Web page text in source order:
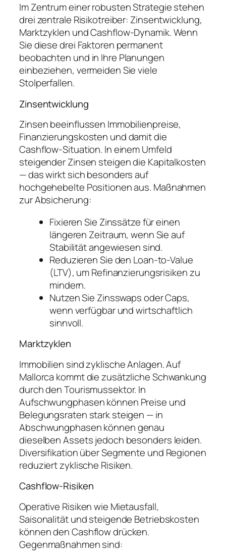
Im Zentrum einer robusten Strategie stehen
drei zentrale Risikotreiber: Zinsentwicklung,
Marktzyklen und Cashflow-Dynamik. Wenn
Sie diese drei Faktoren permanent
beobachten und in Ihre Planungen
einbeziehen, vermeiden Sie viele
Stolperfallen.
Zinsentwicklung
Zinsen beeinflussen Immobilienpreise,
Finanzierungskosten und damit die
Cashflow-Situation. In einem Umfeld
steigender Zinsen steigen die Kapitalkosten
— das wirkt sich besonders auf
hochgehebelte Positionen aus. Maßnahmen
zur Absicherung:
Fixieren Sie Zinssätze für einen
längeren Zeitraum, wenn Sie auf
Stabilität angewiesen sind.
Reduzieren Sie den Loan-to-Value
(LTV), um Refinanzierungsrisiken zu
mindern.
Nutzen Sie Zinsswaps oder Caps,
wenn verfügbar und wirtschaftlich
sinnvoll.
Marktzyklen
Immobilien sind zyklische Anlagen. Auf
Mallorca kommt die zusätzliche Schwankung
durch den Tourismussektor. In
Aufschwungphasen können Preise und
Belegungsraten stark steigen — in
Abschwungphasen können genau
dieselben Assets jedoch besonders leiden.
Diversifikation über Segmente und Regionen
reduziert zyklische Risiken.
Cashflow-Risiken
Operative Risiken wie Mietausfall,
Saisonalität und steigende Betriebskosten
können den Cashflow drücken.
Gegenmaßnahmen sind: